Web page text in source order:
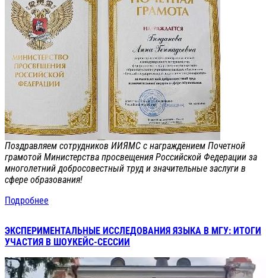
Поздравляем сотрудников ИИЯМС с награждением Почетной
грамотой Министерства просвещения Российской Федерации за
многолетний добросовестный труд и значительные заслуги в
сфере образования!
Подробнее
ЭКСПЕРИМЕНТАЛЬНЫЕ ИССЛЕДОВАНИЯ ЯЗЫКА В МГУ: ИТОГИ
УЧАСТИЯ В ШОУКЕЙС-СЕССИИ